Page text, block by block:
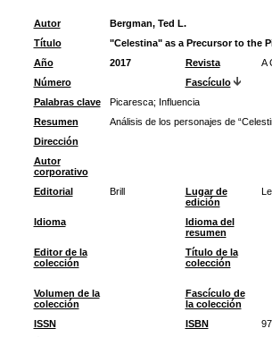
Autor
Bergman, Ted L.
Título
"Celestina" as a Precursor to the
Año
2017 Revista
A
Número
Fascículo
Palabras clave
Picaresca; Influencia
Resumen
Análisis de los personajes de
Dirección
Autor
corporativo
Editorial
Brill
Lugar de
edición
Idioma
Idioma del
resumen
Editor de la
colección
Título de la
colección
Volumen de la
colección
Fascículo de
la colección
ISSN
ISBN